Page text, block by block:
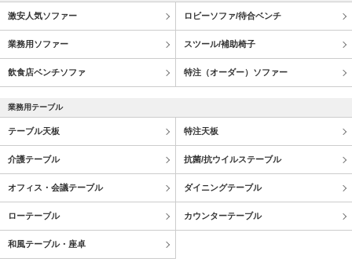
激安人気ソファー ロビーソファ/待合ベンチ
業務用ソファー スツール/補助椅子
飲食店ベンチソファ 特注（オーダー）ソファー
業務用テーブル
テーブル天板 特注天板
介護テーブル 抗菌/抗ウイルステーブル
オフィス・会議テーブル ダイニングテーブル
ローテーブル カウンターテーブル
和風テーブル・座卓